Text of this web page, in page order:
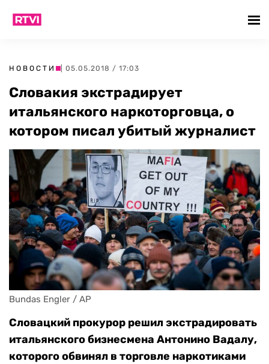
НОВОСТИ | 05.05.2018 / 17:03
Словакия экстрадирует
итальянского наркоторговца, о
котором писал убитый журналист
Bundas Engler / AP
Словацкий прокурор решил экстрадировать
итальянского бизнесмена Антонино Вадалу,
которого обвинял в торговле наркотиками